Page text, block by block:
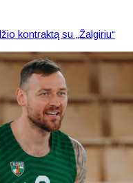
kontraktą su „Žalgiriu“